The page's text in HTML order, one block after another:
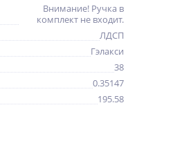
Внимание! Ручка в
комплект не входит.
ЛДСП
Гэлакси
38
0.35147
195.58